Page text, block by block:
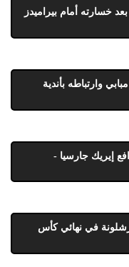
خسارته أمام بيراميدز
وارتباطه بأندية
إيريك جارسيا -
في نهائي كأس